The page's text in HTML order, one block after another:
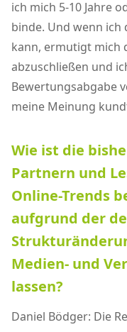
ich mich 5-10 Jahre
binde. Und wenn
kann, ermutigt mich
abzuschließen und
Bewertungsabgabe
meine Meinung
Wie ist die
Partnern und
Online-Trends
aufgrund der
Medien- und
lassen?
Daniel Bödger: Die